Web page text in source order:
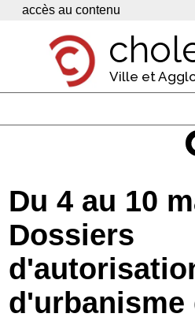
Panneau de gestion des cookies
accès au contenu
Ville et
Economie
Services
Contacts
Du 4 au 10
Dossiers
d'urbanisme